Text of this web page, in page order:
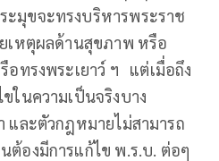
มุขจะทรงบริหารพระราช
เหตุผลด้านสุขภาพ หรือ
อทรงพระเยาว์ ฯ แต่เมื่อถึง
ในความเป็นจริงบาง
ละตัวกฎหมายไม่สามารถ
ต้องมีการแก้ไข พ.ร.บ. ต่อๆ